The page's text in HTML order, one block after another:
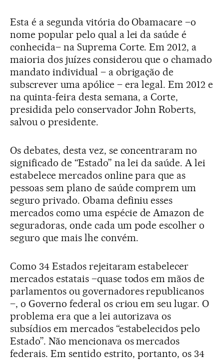
Esta é a segunda vitória do Obamacare –o
nome popular pelo qual a lei da saúde é
conhecida– na Suprema Corte. Em 2012, a
maioria dos juízes considerou que o chamado
mandato individual – a obrigação de
subscrever uma apólice – era legal. Em 2012 e
na quinta-feira desta semana, a Corte,
presidida pelo conservador John Roberts,
salvou o presidente.
Os debates, desta vez, se concentraram no
significado de “Estado” na lei da saúde. A lei
estabelece mercados online para que as
pessoas sem plano de saúde comprem um
seguro privado. Obama definiu esses
mercados como uma espécie de Amazon de
seguradoras, onde cada um pode escolher o
seguro que mais lhe convém.
Como 34 Estados rejeitaram estabelecer
mercados estatais –quase todos em mãos de
parlamentos ou governadores republicanos
–, o Governo federal os criou em seu lugar. O
problema era que a lei autorizava os
subsídios em mercados “estabelecidos pelo
Estado”. Não mencionava os mercados
federais. Em sentido estrito, portanto, os 34